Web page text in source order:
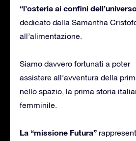
“l’osteria ai confini
dedicato dalla Samantha
all’alimentazione.
Siamo davvero fortunati a poter
assistere all’avventura della
nello spazio, la prima storia
femminile.
La “missione Futura”